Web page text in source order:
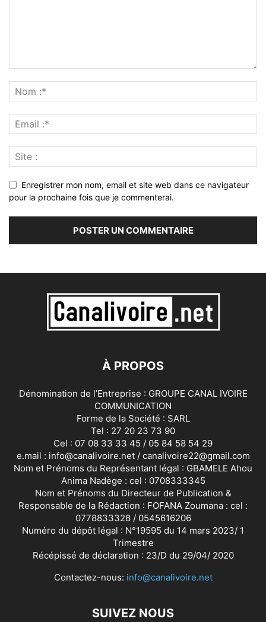
Enregistrer mon nom, email et site web dans ce navigateur
pour la prochaine fois que je commenterai.
À PROPOS
Dénomination de l’Entreprise : GROUPE CANAL IVOIRE
COMMUNICATION
Forme de la Société : SARL
Tel : 27 20 23 73 90
Cel : 07 08 33 33 45 / 05 84 58 54 29
e.mail : info@canalivoire.net / canalivoire22@gmail.com
Nom et Prénoms du Représentant légal : GBAMELE Ahou
Anima Nadège : cel : 0708333345
Nom et Prénoms du Directeur de Publication &
Responsable de la Rédaction : FOFANA Zoumana : cel :
0778833328 / 0545616206
Numéro du dépôt légal : N°19595 du 14 mars 2023/ 1
Trimestre
Récépissé de déclaration : 23/D du 29/04/ 2020
Contactez-nous: info@canalivoire.net
SUIVEZ NOUS